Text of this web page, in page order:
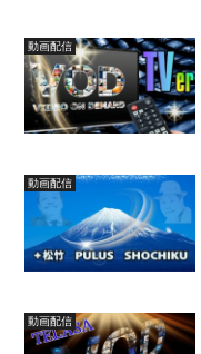
動画配信
動画配信
動画配信